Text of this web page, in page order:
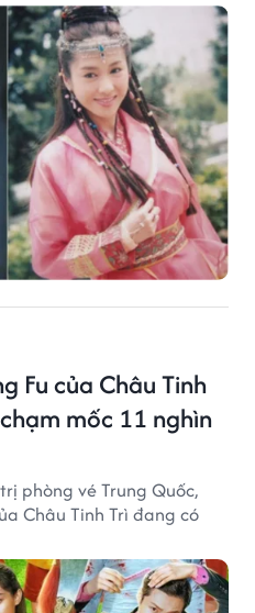
Fu của Châu Tinh
mốc 11 nghìn
phòng vé Trung Quốc,
Châu Tinh Trì đang có